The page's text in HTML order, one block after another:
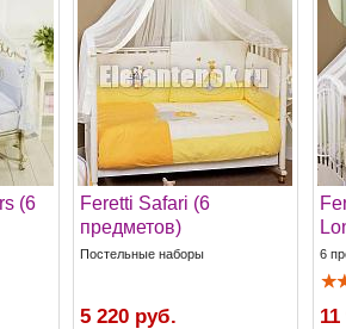
(6
Feretti Safari (6
предметов)
Постельные наборы
6
5 220 руб.